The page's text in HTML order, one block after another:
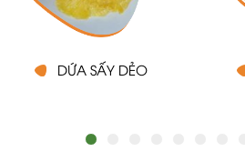
DỨA SẤY DẺO